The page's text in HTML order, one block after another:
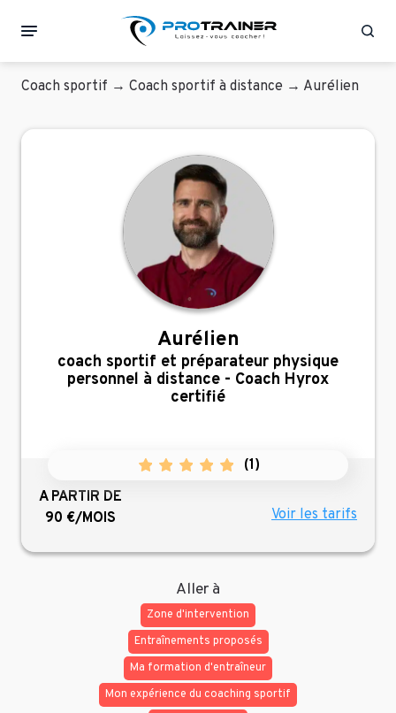
Coach sportif → Coach sportif à distance → Aurélien
Aurélien
coach sportif et préparateur physique
personnel à distance - Coach Hyrox
certifié
(1)
A PARTIR DE
90 €/MOIS
Voir les tarifs
Aller à
Zone d'intervention
Entraînements proposés
Ma formation d'entraîneur
Mon expérience du coaching sportif